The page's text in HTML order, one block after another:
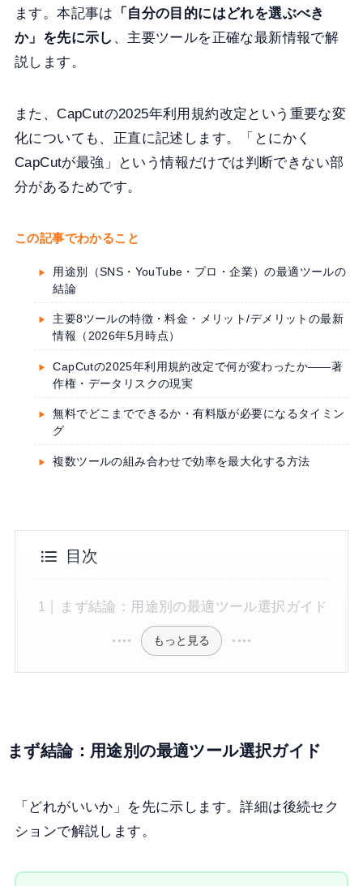
ます。本記事は 「自分の目的にはどれを選ぶべき
か」を先に示し 、主要ツールを正確な最新情報で解
説します。
また、CapCutの2025年利用規約改定という重要な変
化についても、正直に記述します。「とにかく
CapCutが最強」という情報だけでは判断できない部
分があるためです。
この記事でわかること
用途別（SNS・YouTube・プロ・企業）の最適ツールの
結論
主要8ツールの特徴・料金・メリット/デメリットの最新
情報（2026年5月時点）
CapCutの2025年利用規約改定で何が変わったか——著
作権・データリスクの現実
無料でどこまでできるか・有料版が必要になるタイミン
グ
複数ツールの組み合わせで効率を最大化する方法
目次
まず結論：用途別の最適ツール選択ガイド
もっと見る
まず結論：用途別の最適ツール選択ガイド
「どれがいいか」を先に示します。詳細は後続セク
ションで解説します。